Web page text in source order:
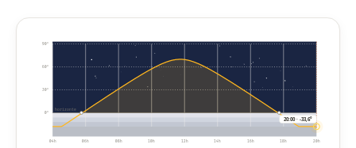
0°
30°
60°
90°
horizonte
04h 06h 08h 10h 12h 14h 16h 18h 20h
20:00 · -33,6°